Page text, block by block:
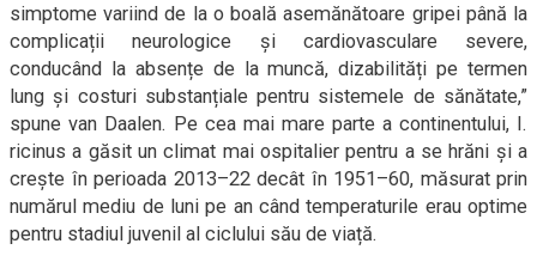
simptome variind de la o boală asemănătoare gripei până la
complicații neurologice și cardiovasculare severe,
conducând la absențe de la muncă, dizabilități pe termen
lung și costuri substanțiale pentru sistemele de sănătate,”
spune van Daalen. Pe cea mai mare parte a continentului, I.
ricinus a găsit un climat mai ospitalier pentru a se hrăni și a
crește în perioada 2013–22 decât în 1951–60, măsurat prin
numărul mediu de luni pe an când temperaturile erau optime
pentru stadiul juvenil al ciclului său de viață.